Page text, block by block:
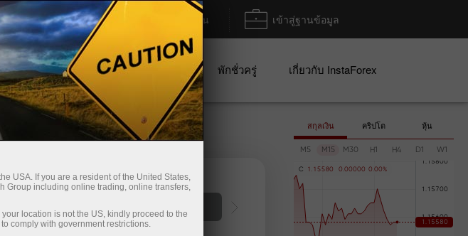
แพลตฟอร์มการเทรด ฝาก/ถอน เข้าสู่ฐานข้อมูล
สำหรับหุ้นส่วน แคมเปญ พักชั่วครู่ เกี่ยวกับ InstaForex
การฝากเงิน
สกุลเงิน คริปโต หุ้น
M5 M15 M30 H1 H4 D1 W1
C 1 . 1 5580 0 .00000 0 .00%
USA. If you are a resident of the United States,
Group including online trading, online transfers,
location is not the US, kindly proceed to the
comply with government restrictions.